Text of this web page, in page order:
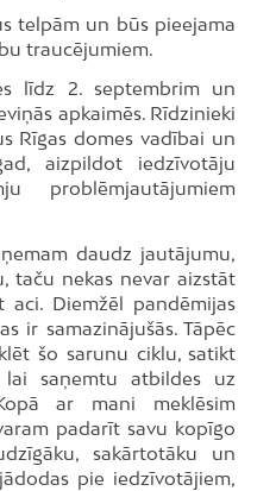
telpām un būs pieejama
traucējumiem.
līdz 2. septembrim un
apkaimēs. Rīdzinieki
Rīgas domes vadībai un
aizpildot iedzīvotāju
problēmjautājumiem
daudz jautājumu,
taču nekas nevar aizstāt
Diemžēl pandēmijas
ir samazinājušās. Tāpēc
šo sarunu ciklu, satikt
lai saņemtu atbildes uz
ar mani meklēsim
padarīt savu kopīgo
sakārtotāku un
pie iedzīvotājiem,